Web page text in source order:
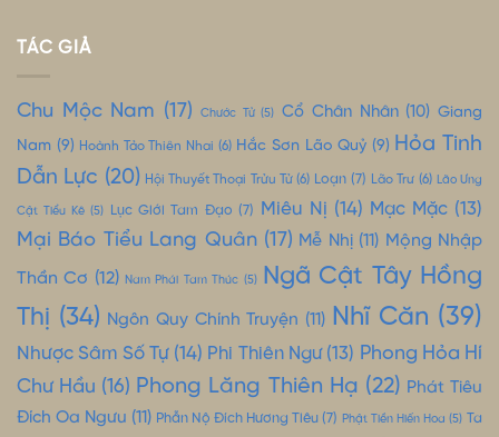
TÁC GIẢ
Chu Mộc Nam (17) Chước Tử(5) Cổ Chân Nhân(10) Giang
Nam (9) Hoành Tảo Thiên Nhai (6) Hắc Sơn Lão Quỷ (9) Hỏa Tinh
Dẫn Lực (20) Hội Thuyết Thoại Trửu Tử(6) Loạn (7) Lão Trư (6) Lão Ưng
Cật Tiểu Kê (5) Lục Giới Tam Đạo (7) Miêu Nị (14) Mạc Mặc (13)
Mại Báo Tiểu Lang Quân(17) Mễ Nhị(11) Mộng Nhập
Thần Cơ (12) Nam Phái Tam Thúc (5) Ngã Cật Tây Hồng
Thị (34) Ngôn Quy Chính Truyện (11) Nhĩ Căn (39)
Nhược Sâm Số Tự(14) Phi Thiên Ngư(13) Phong Hỏa Hí
Chư Hầu (16) Phong Lăng Thiên Hạ (22) Phát Tiêu
Đích Oa Ngưu (11) Phẫn Nộ Đích Hương Tiêu (7) Phật Tiền Hiến Hoa (5) Ta